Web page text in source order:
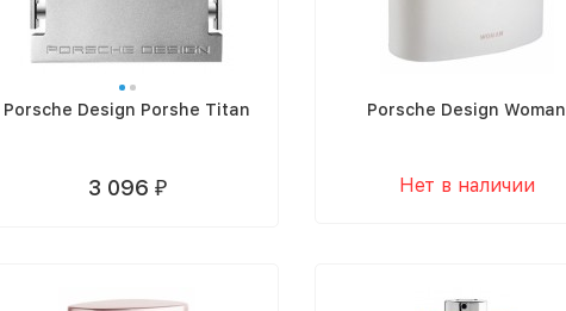
Porsche Design Porshe Titan
3 096 ₽
Porsche Design Woman
Нет в наличии